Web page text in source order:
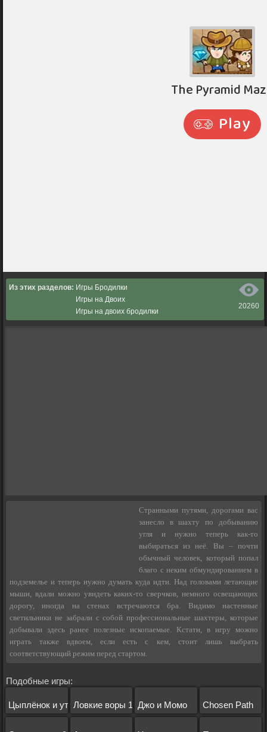
20260
Из этих разделов: Игры Бродилки
Игры на Двоих
Игры на двоих бродилки
Странными путями, дорогами вас
занесло в шахту по добыванию
угля и нужно теперь как-то
выбираться из неё. Вы – почти
обычный человек, который попал
благо с неким обмундированием в
подземелье и теперь нужно думать куда идти. Над головами летающие
мыши, вдали можно увидеть каких-то сверчков, немного освещающих
дорогу, иногда на стенах встречаются бра. Видимо настенные
светильники не забрали с собой профессиональные шахтеры, которые
добывали здесь ранее полезные ископаемые. Кстати, в игру можно
играть также вдвоем, если есть с кем, стоит лишь выбрать
соответствующий режим перед стартом.
Подобные игры:
Цыплёнок и утенокЛовкие воры 1 Джо и Момо Chosen Path